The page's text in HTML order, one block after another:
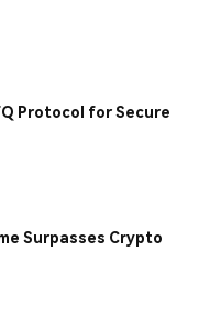
Protocol for Secure
Surpasses Crypto